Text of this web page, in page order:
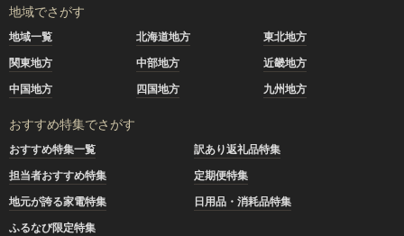
地域でさがす
地域一覧 北海道地方
東北地方
関東地方
中部地方
近畿地方
中国地方
四国地方 九州地方
おすすめ特集でさがす
おすすめ特集一覧
訳あり返礼品特集
担当者おすすめ特集
定期便特集
地元が誇る家電特集
日用品・消耗品特集
ふるなび限定特集